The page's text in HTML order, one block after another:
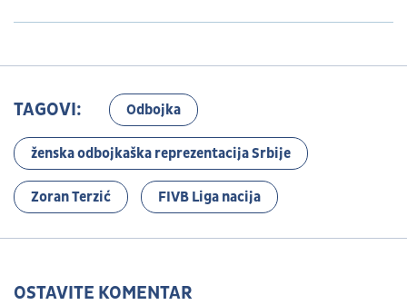
TAGOVI: Odbojka
ženska odbojkaška reprezentacija Srbije
Zoran Terzić FIVB Liga nacija
OSTAVITE KOMENTAR